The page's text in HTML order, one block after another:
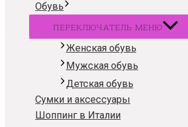
Обувь
ПЕРЕКЛЮЧАТЕЛЬ МЕНЮ
Женская обувь
Мужская обувь
Детская обувь
Сумки и аксессуары
Шоппинг в Италии